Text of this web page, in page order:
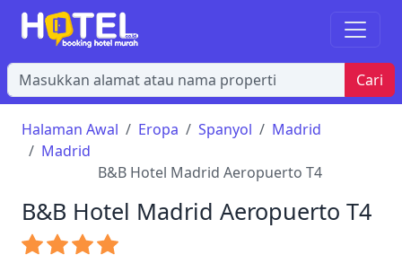
Cari
Halaman Awal Eropa Spanyol
Madrid
Madrid
B&B Hotel Madrid Aeropuerto T4
B&B Hotel Madrid Aeropuerto T4